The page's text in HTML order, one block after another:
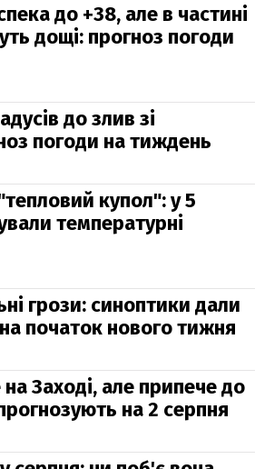
до +38, але в частині
дощі: прогноз погоди
до злив зі
погоди на тиждень
купол": у 5
температурні
грози: синоптики дали
початок нового тижня
Заході, але припече до
на 2 серпня